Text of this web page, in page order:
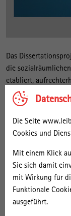
Die Seite
Cookies und
Mit einem Klick
Sie sich damit
mit Wirkung für
Funktionale
ausgeführt.
Das
die
etabliert,
empirische
(Zweigstellen
geographischen
welche Diskurse
diese Strategien
Strategien
unter anderem
Migrationspolitik in